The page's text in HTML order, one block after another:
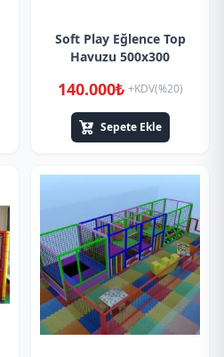
Soft Play Eğlence Top
Havuzu 500x300
140.000₺ +KDV(%20)
Sepete Ekle